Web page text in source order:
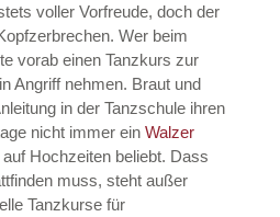
voller Vorfreude, doch der
Wer beim
vorab einen Tanzkurs zur
Angriff nehmen. Braut und
in der Tanzschule ihren
nicht immer ein Walzer
Hochzeiten beliebt. Dass
muss, steht außer
Tanzkurse für